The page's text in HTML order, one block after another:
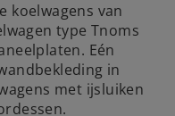
koelwagens van
type Tnoms
Eén
in
met ijsluiken